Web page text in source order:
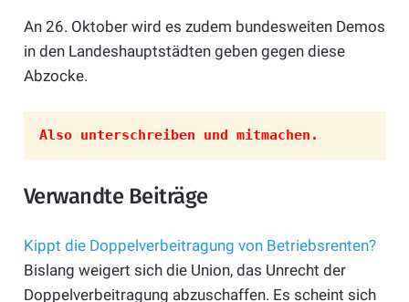
An 26. Oktober wird es zudem bundesweiten Demos
in den Landeshauptstädten geben gegen diese
Abzocke.
Also unterschreiben und mitmachen.
Verwandte Beiträge
Kippt die Doppelverbeitragung von Betriebsrenten?
Bislang weigert sich die Union, das Unrecht der
Doppelverbeitragung abzuschaffen. Es scheint sich